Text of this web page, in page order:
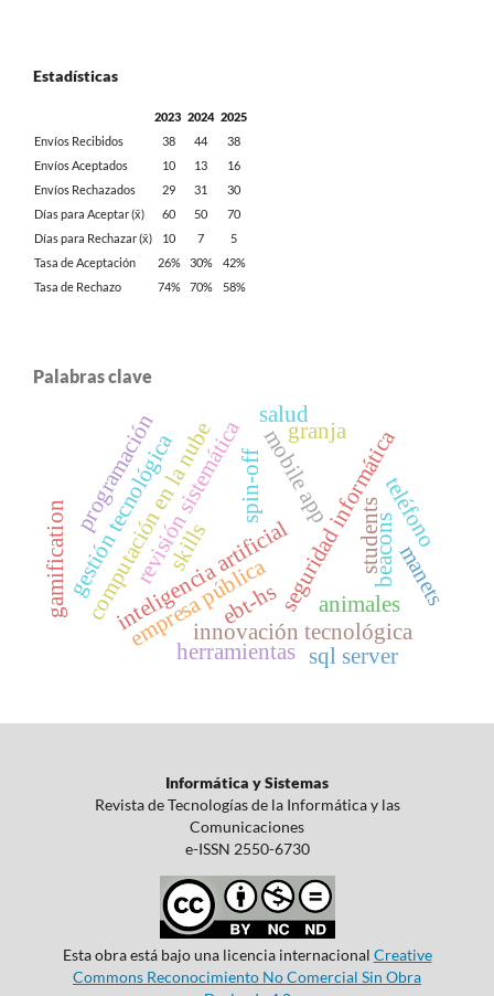
Estadísticas
2023 2024 2025
Envíos Recibidos
38 44
38
Envíos Aceptados
10 13
16
Envíos Rechazados
29 31
30
Días para Aceptar (x̄)
60 50
70
Días para Rechazar (x̄)
10 7
5
Tasa de Aceptación
26% 30%
42%
Tasa de Rechazo
74% 70% 58%
Palabras clave
inteligencia artificial
computación en la nube seguridad informática
revisión sistemática
gestión tecnológica
innovación tecnológica
gamification students
mobile app
skills
programación
empresa pública
spin-off
ebt-hs
beaconsteléfono
herramientas
granja
animales
salud
sql server
manets
Informática y Sistemas
Revista de Tecnologías de la Informática y las
Comunicaciones
e-ISSN 2550-6730
Esta obra está bajo una licencia internacional Creative
Commons Reconocimiento No Comercial Sin Obra